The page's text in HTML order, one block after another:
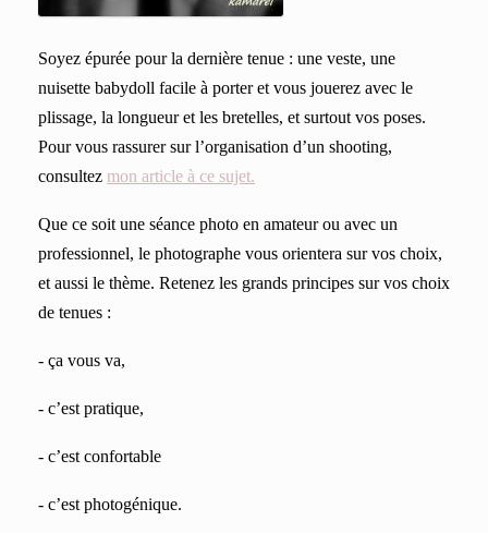
Soyez épurée pour la dernière tenue : une veste, une
nuisette babydoll facile à porter et vous jouerez avec le
plissage, la longueur et les bretelles, et surtout vos poses.
Pour vous rassurer sur l’organisation d’un shooting,
consultez mon article à ce sujet.
Que ce soit une séance photo en amateur ou avec un
professionnel, le photographe vous orientera sur vos choix,
et aussi le thème. Retenez les grands principes sur vos choix
de tenues :
- ça vous va,
- c’est pratique,
- c’est confortable
- c’est photogénique.